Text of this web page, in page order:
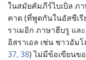
ใน​สมัย​คัมภีร์​ไบเบิล ภ
คาด (ที่​พูด​กัน​ใน​อัสซีเ
ราเมอิก ภาษา​ฮีบรู แ
อิสราเอล เช่น ชาว​อัม
37, 38) ไม่​มี​ข้อ​เขียน​ข